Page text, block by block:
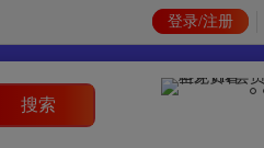
登录/注册
搜索